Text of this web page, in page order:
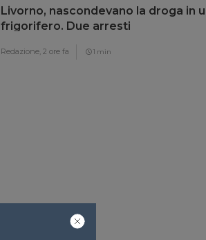
Livorno, nascondevano la droga in
frigorifero. Due arresti
Redazione, 2 ore fa 1 min